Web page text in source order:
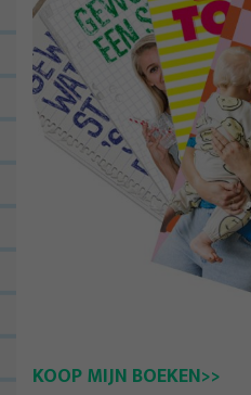
KOOP MIJN BOEKEN>>